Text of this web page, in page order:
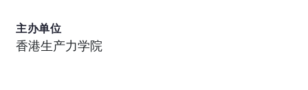
主办单位
香港生产力学院